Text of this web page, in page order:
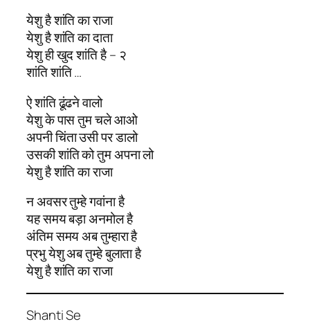
येशु है शांति का राजा
येशु है शांति का दाता
येशु ही खुद शांति है – २
शांति शांति …
ऐ शांति ढूंढने वालो
येशु के पास तुम चले आओ
अपनी चिंता उसी पर डालो
उसकी शांति को तुम अपना लो
येशु है शांति का राजा
न अवसर तुम्हे गवांना है
यह समय बड़ा अनमोल है
अंतिम समय अब तुम्हारा है
प्रभु येशु अब तुम्हे बुलाता है
येशु है शांति का राजा
Shanti Se